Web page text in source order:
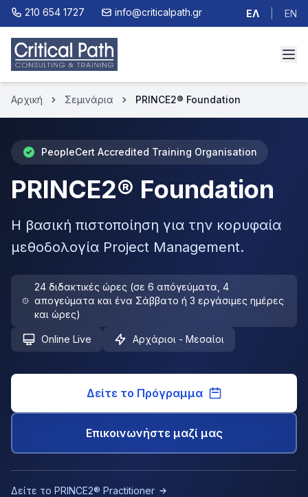
210 654 1727 info@criticalpath.gr ΕΛ EN
Αρχική Σεμινάρια PRINCE2® Foundation
PeopleCert Accredited Training Organisation
PRINCE2® Foundation
Η βασική πιστοποίηση για την κορυφαία
μεθοδολογία Project Management.
24 διδακτικές ώρες (σε 6 απόγεύματα, 4
απογεύματα και ένα Σάββατο ή 3 εργάσιμες ημέρες
και ώρες)
Online Live Αρχάριοι - Μεσαίοι
Δείτε το Πρόγραμμα
Επικοινωνήστε μαζί μας
Δείτε το PRINCE2® Practitioner